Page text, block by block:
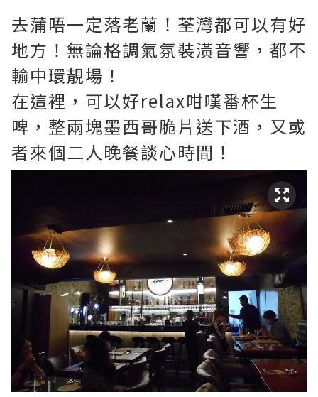
去蒲唔一定落老蘭！荃灣都可以有好
地方！無論格調氣氛裝潢音響，都不
輸中環靚場！
在這裡，可以好relax咁嘆番杯生
啤，整兩塊墨西哥脆片送下酒，又或
者來個二人晚餐談心時間！